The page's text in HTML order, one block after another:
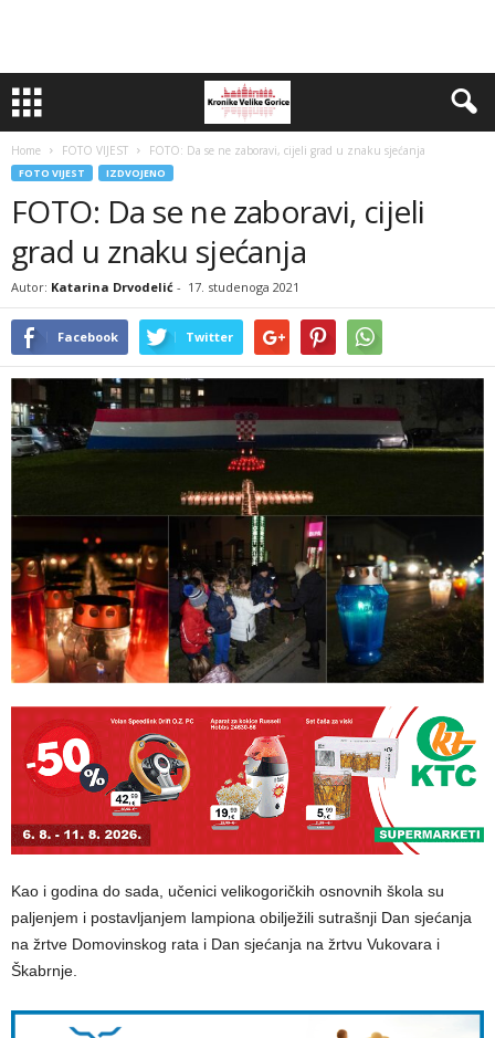
Home FOTO VIJEST FOTO: Da se ne zaboravi, cijeli grad u znaku sjećanja
FOTO VIJEST IZDVOJENO
FOTO: Da se ne zaboravi, cijeli
grad u znaku sjećanja
Autor: Katarina Drvodelić - 17. studenoga 2021
Facebook Twitter
Kao i godina do sada, učenici velikogoričkih osnovnih škola su
paljenjem i postavljanjem lampiona obilježili sutrašnji Dan sjećanja
na žrtve Domovinskog rata i Dan sjećanja na žrtvu Vukovara i
Škabrnje.